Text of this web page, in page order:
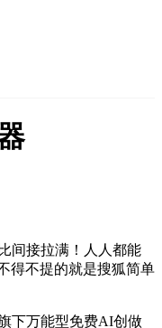
接拉满！人人都能
得不提的就是搜狐简单
万能型免费AI创做